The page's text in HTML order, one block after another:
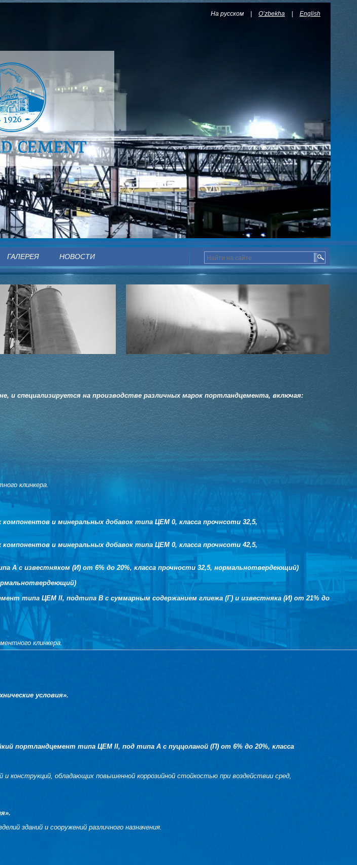
На русском O’zbekha English
ГАЛЕРЕЯ НОВОСТИ
специализируется на производстве различных марок портландцемента, включая:
клинкера.
и минеральных добавок типа ЦЕМ 0, класса прочнсоти 32,5,
и минеральных добавок типа ЦЕМ 0, класса прочнсоти 42,5,
с известняком (И) от 6% до 20%, класса прочности 32,5, нормальнотвердеющий)
типа ЦЕМ II, подтипа В с суммарным содержанием глиежа (Г) и известняка (И) от 21% до
клинкера.
условия».
портландцемент типа ЦЕМ II, под типа А с пуццоланой (П) от 6% до 20%, класса
конструкций, обладающих повышенной коррозийной стойкостью при воздействии сред,
зданий и сооружений различного назначения.